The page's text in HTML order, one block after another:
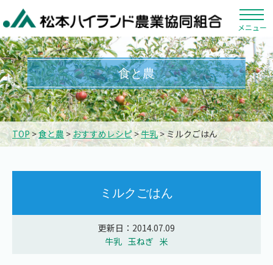
メニュー
食と農
TOP >食と農> おすすめレシピ>牛乳> ミルクごはん
ミルクごはん
更新日：2014.07.09
牛乳 玉ねぎ 米